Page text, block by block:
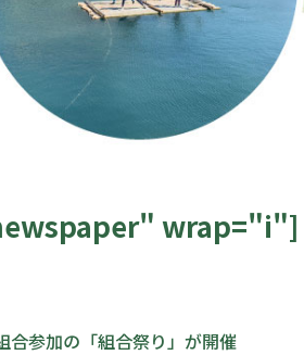
wrap="i"]
合参加の「組合祭り」が開催